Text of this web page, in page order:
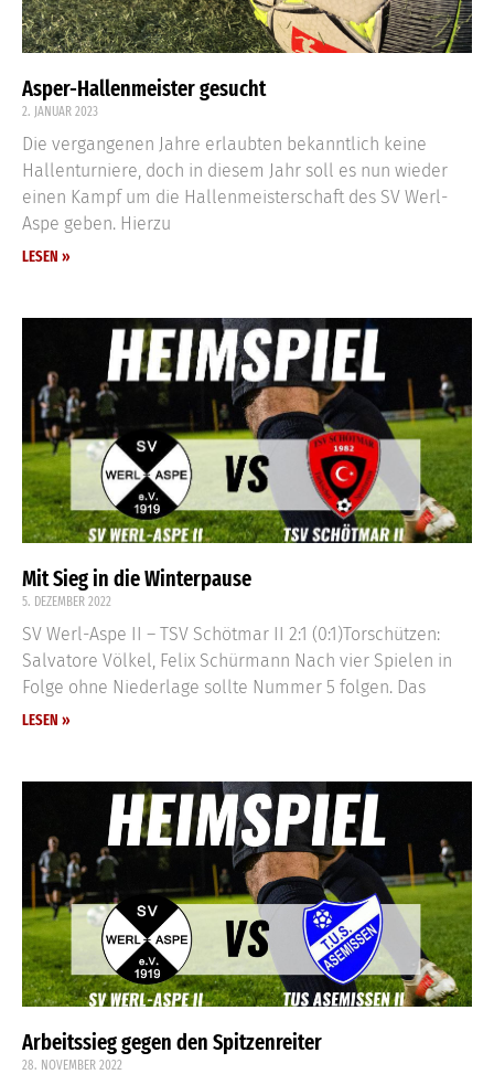
Asper-Hallenmeister gesucht
2. JANUAR 2023
Die vergangenen Jahre erlaubten bekanntlich keine
Hallenturniere, doch in diesem Jahr soll es nun wieder
einen Kampf um die Hallenmeisterschaft des SV Werl-
Aspe geben. Hierzu
LESEN »
Mit Sieg in die Winterpause
5. DEZEMBER 2022
SV Werl-Aspe II – TSV Schötmar II 2:1 (0:1)Torschützen:
Salvatore Völkel, Felix Schürmann Nach vier Spielen in
Folge ohne Niederlage sollte Nummer 5 folgen. Das
LESEN »
Arbeitssieg gegen den Spitzenreiter
28. NOVEMBER 2022